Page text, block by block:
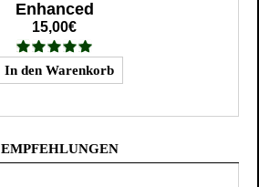
Enhanced
15,00€
EMPFEHLUNGEN